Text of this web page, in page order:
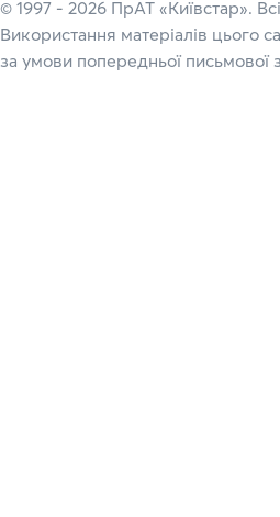
© 1997 - 2026 ПрАТ «Київстар».
Використання матеріалів цього
за умови попередньої письмової